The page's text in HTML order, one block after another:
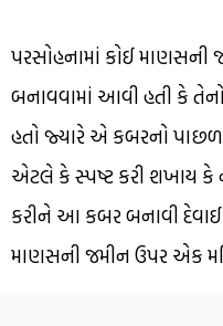
પરસોહનામાં કોઈ
બનાવવામાં આવી હતી કે
હતો જ્યારે એ કબરનો
એટલે કે સ્પષ્ટ કરી શખાય કે
કરીને આ કબર બનાવી દેવાઈ
માણસની જમીન ઉપર એક